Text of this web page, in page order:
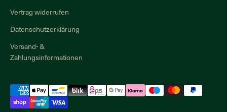
Vertrag widerrufen
Datenschutzerklärung
Versand- &
Zahlungsinformationen